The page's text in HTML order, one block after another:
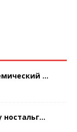
...